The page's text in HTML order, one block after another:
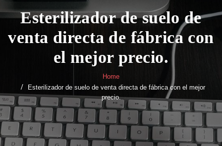
Esterilizador de suelo de
venta directa de fábrica con
el mejor precio.
Home
Esterilizador de suelo de venta directa de fábrica con el mejor
precio.